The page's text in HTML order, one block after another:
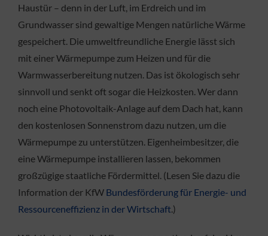
Haustür – denn in der Luft, im Erdreich und im
Grundwasser sind gewaltige Mengen natürliche Wärme
gespeichert. Die umweltfreundliche Energie lässt sich
mit einer Wärmepumpe zum Heizen und für die
Warmwasserbereitung nutzen. Das ist ökologisch sehr
sinnvoll und senkt oft sogar die Heizkosten. Wer dann
noch eine Photovoltaik-Anlage auf dem Dach hat, kann
den kostenlosen Sonnenstrom dazu nutzen, um die
Wärmepumpe zu unterstützen. Eigenheimbesitzer, die
eine Wärmepumpe installieren lassen, bekommen
großzügige staatliche Fördermittel. (Lesen Sie dazu die
Information der KfW Bundesförderung für Energie- und
Ressourceneffizienz in der Wirtschaft.)